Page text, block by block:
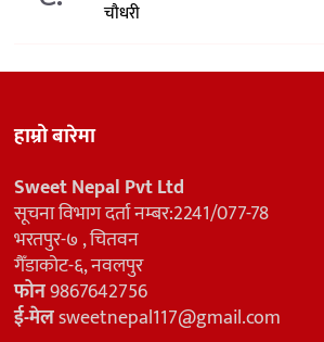
चौधरी
हाम्रो बारेमा
Sweet Nepal Pvt Ltd
सूचना विभाग दर्ता नम्बर:2241/077-78
भरतपुर-७ , चितवन
गैँडाकोट-६, नवलपुर
फोन9867642756
ई-मेलsweetnepal117@gmail.com